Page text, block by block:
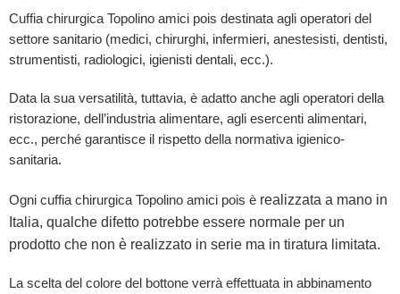
Cuffia chirurgica Topolino amici pois destinata agli operatori del
settore sanitario (medici, chirurghi, infermieri, anestesisti, dentisti,
strumentisti, radiologici, igienisti dentali, ecc.).
Data la sua versatilità, tuttavia, è adatto anche agli operatori della
ristorazione, dell’industria alimentare, agli esercenti alimentari,
ecc., perché garantisce il rispetto della normativa igienico-
sanitaria.
Ogni cuffia chirurgica Topolino amici pois è realizzata a mano in
Italia, qualche difetto potrebbe essere normale per un
prodotto che non è realizzato in serie ma in tiratura limitata.
La scelta del colore del bottone verrà effettuata in abbinamento